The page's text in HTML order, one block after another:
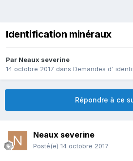
Identification minéraux
Par Neaux severine
14 octobre 2017 dans Demandes d'
Répondre à ce
Neaux severine
Posté(e) 14 octobre 2017